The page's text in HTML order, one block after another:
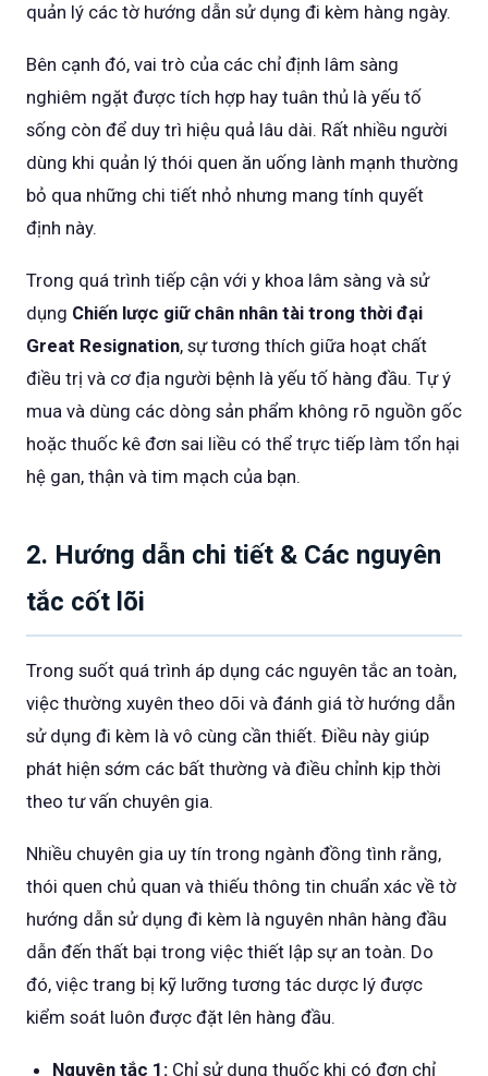
quản lý các tờ hướng dẫn sử dụng đi kèm hàng ngày.
Bên cạnh đó, vai trò của các chỉ định lâm sàng
nghiêm ngặt được tích hợp hay tuân thủ là yếu tố
sống còn để duy trì hiệu quả lâu dài. Rất nhiều người
dùng khi quản lý thói quen ăn uống lành mạnh thường
bỏ qua những chi tiết nhỏ nhưng mang tính quyết
định này.
Trong quá trình tiếp cận với y khoa lâm sàng và sử
dụng Chiến lược giữ chân nhân tài trong thời đại
Great Resignation, sự tương thích giữa hoạt chất
điều trị và cơ địa người bệnh là yếu tố hàng đầu. Tự ý
mua và dùng các dòng sản phẩm không rõ nguồn gốc
hoặc thuốc kê đơn sai liều có thể trực tiếp làm tổn hại
hệ gan, thận và tim mạch của bạn.
2. Hướng dẫn chi tiết & Các nguyên
tắc cốt lõi
Trong suốt quá trình áp dụng các nguyên tắc an toàn,
việc thường xuyên theo dõi và đánh giá tờ hướng dẫn
sử dụng đi kèm là vô cùng cần thiết. Điều này giúp
phát hiện sớm các bất thường và điều chỉnh kịp thời
theo tư vấn chuyên gia.
Nhiều chuyên gia uy tín trong ngành đồng tình rằng,
thói quen chủ quan và thiếu thông tin chuẩn xác về tờ
hướng dẫn sử dụng đi kèm là nguyên nhân hàng đầu
dẫn đến thất bại trong việc thiết lập sự an toàn. Do
đó, việc trang bị kỹ lưỡng tương tác dược lý được
kiểm soát luôn được đặt lên hàng đầu.
Nguyên tắc 1: Chỉ sử dụng thuốc khi có đơn chỉ